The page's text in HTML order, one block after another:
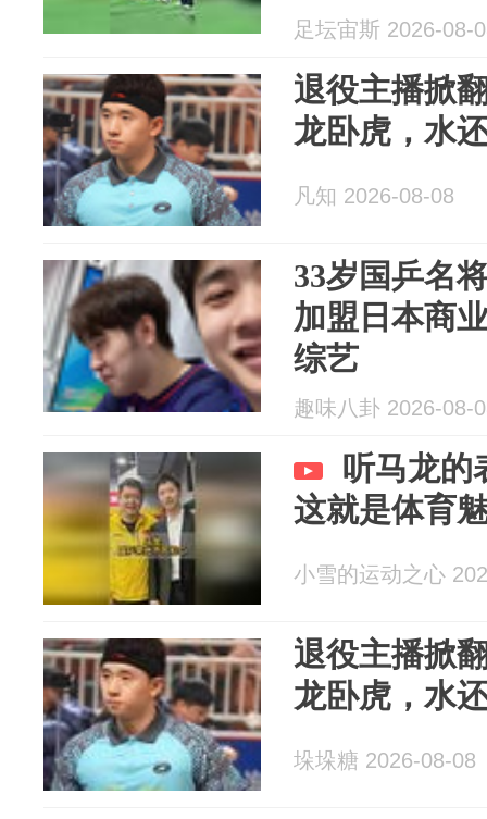
足坛宙斯 2026-08-
退役主播掀
龙卧虎，水
凡知 2026-08-08
33岁国乒名
加盟日本商
综艺
趣味八卦 2026-08-
听马龙的
这就是体育
小雪的运动之心
退役主播掀
龙卧虎，水
垛垛糖 2026-08-08